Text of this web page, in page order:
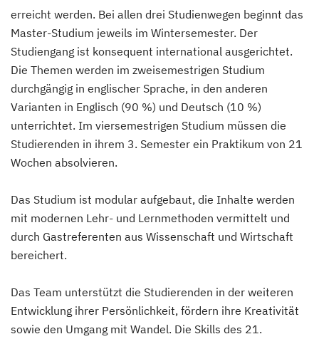
erreicht werden. Bei allen drei Studienwegen beginnt das
Master-Studium jeweils im Wintersemester. Der
Studiengang ist konsequent international ausgerichtet.
Die Themen werden im zweisemestrigen Studium
durchgängig in englischer Sprache, in den anderen
Varianten in Englisch (90 %) und Deutsch (10 %)
unterrichtet. Im viersemestrigen Studium müssen die
Studierenden in ihrem 3. Semester ein Praktikum von 21
Wochen absolvieren.
Das Studium ist modular aufgebaut, die Inhalte werden
mit modernen Lehr- und Lernmethoden vermittelt und
durch Gastreferenten aus Wissenschaft und Wirtschaft
bereichert.
Das Team unterstützt die Studierenden in der weiteren
Entwicklung ihrer Persönlichkeit, fördern ihre Kreativität
sowie den Umgang mit Wandel. Die Skills des 21.